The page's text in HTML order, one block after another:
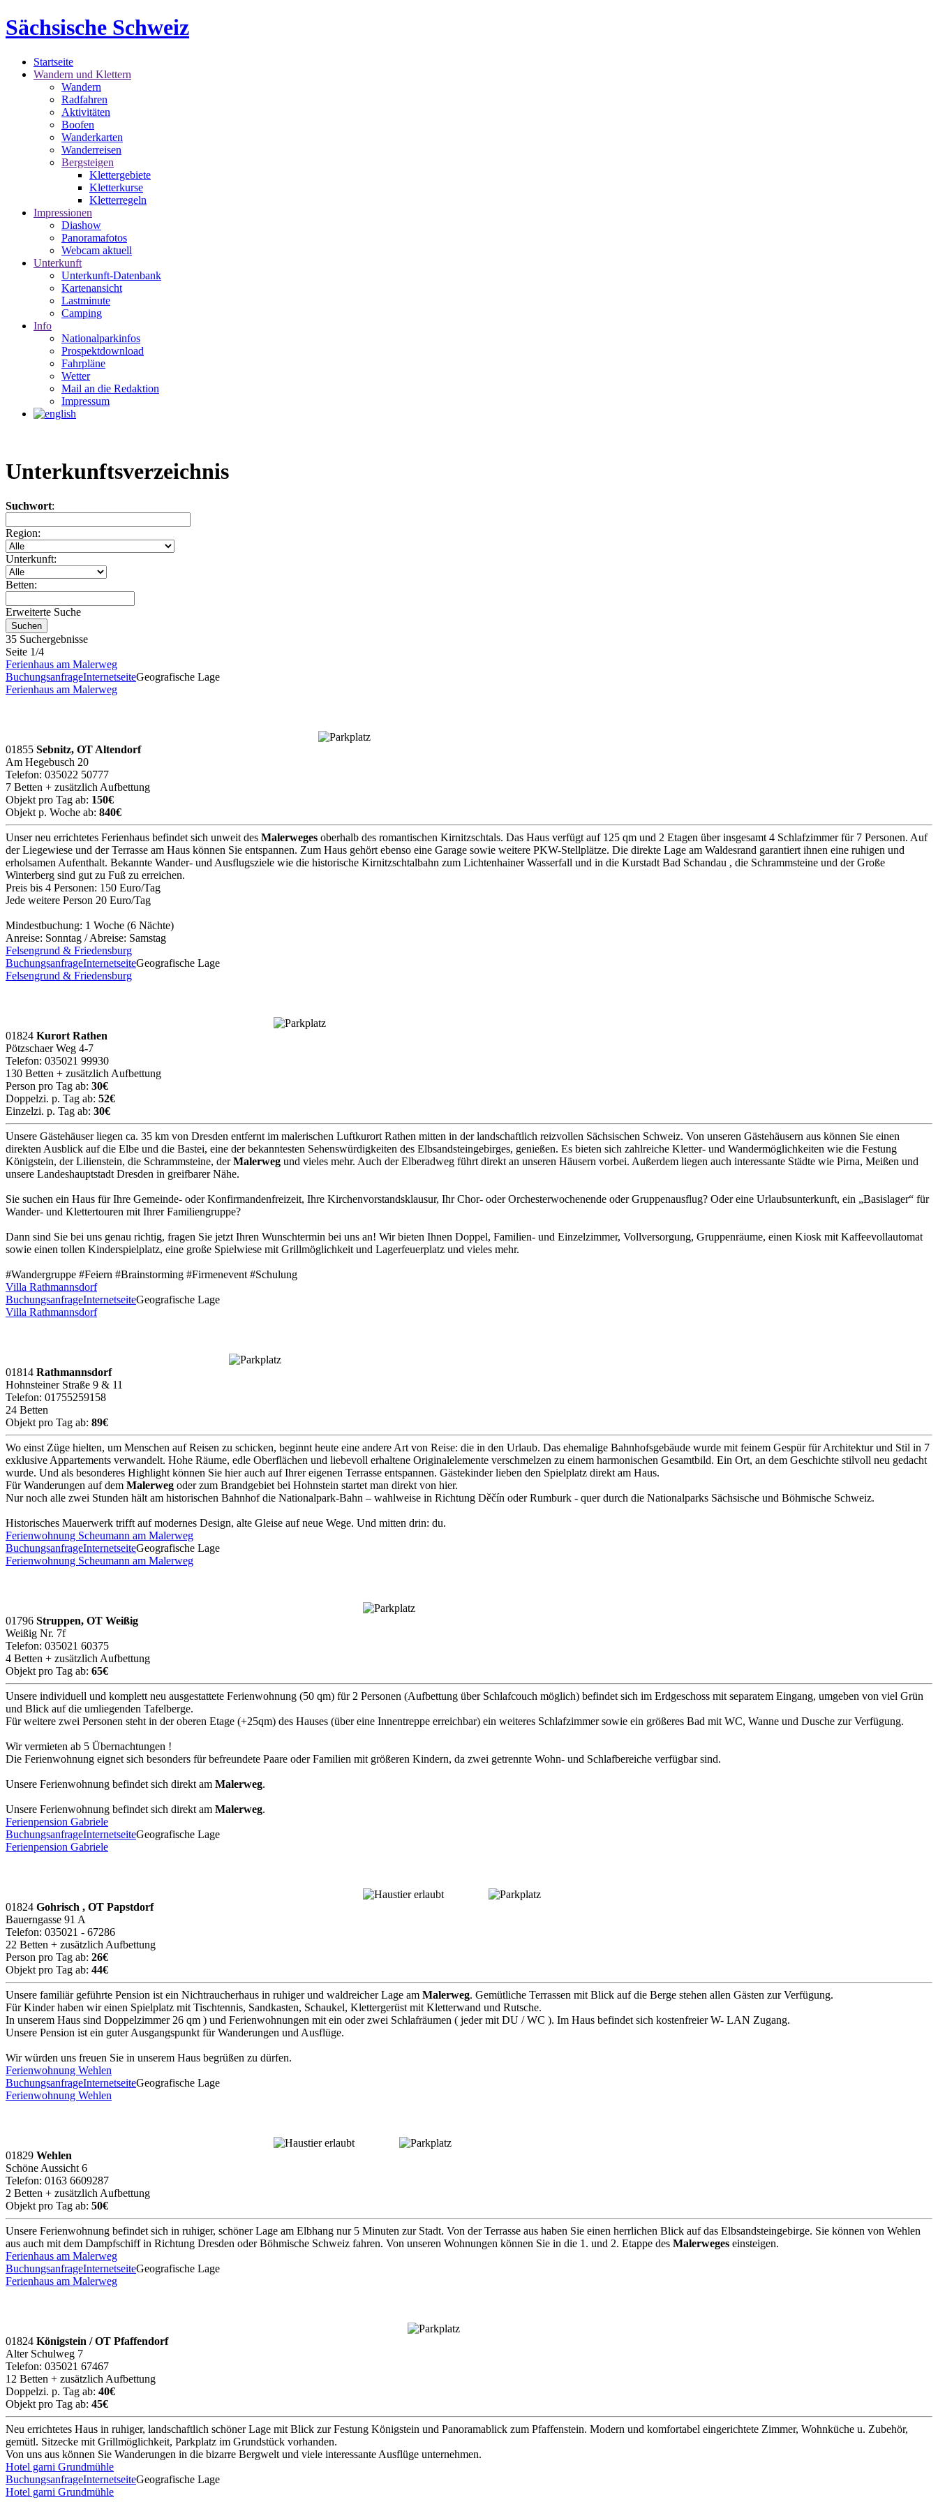
Sächsische Schweiz
Startseite
Wandern und Klettern
Wandern
Radfahren
Aktivitäten
Boofen
Wanderkarten
Wanderreisen
Bergsteigen
Klettergebiete
Kletterkurse
Kletterregeln
Impressionen
Diashow
Panoramafotos
Webcam aktuell
Unterkunft
Unterkunft-Datenbank
Kartenansicht
Lastminute
Camping
Info
Nationalparkinfos
Prospektdownload
Fahrpläne
Wetter
Mail an die Redaktion
Impressum
Unterkunftsverzeichnis
Suchwort:
Region:
Unterkunft:
Betten:
Erweiterte Suche
35 Suchergebnisse
Seite 1/4
Ferienhaus am Malerweg
BuchungsanfrageInternetseiteGeografische Lage
Ferienhaus am Malerweg
01855 Sebnitz, OT Altendorf
Am Hegebusch 20
Telefon: 035022 50777
7 Betten + zusätzlich Aufbettung
Objekt pro Tag ab: 150€
Objekt p. Woche ab: 840€
Unser neu errichtetes Ferienhaus befindet sich unweit des Malerweges oberhalb des romantischen Kirnitzschtals. Das Haus verfügt auf 125 qm und 2 Etagen über insgesamt 4 Schlafzimmer für 7 Personen. Auf
der Liegewiese und der Terrasse am Haus können Sie entspannen. Zum Haus gehört ebenso eine Garage sowie weitere PKW-Stellplätze. Die direkte Lage am Waldesrand garantiert ihnen eine ruhigen und
erholsamen Aufenthalt. Bekannte Wander- und Ausflugsziele wie die historische Kirnitzschtalbahn zum Lichtenhainer Wasserfall und in die Kurstadt Bad Schandau , die Schrammsteine und der Große
Winterberg sind gut zu Fuß zu erreichen.
Preis bis 4 Personen: 150 Euro/Tag
Jede weitere Person 20 Euro/Tag
Mindestbuchung: 1 Woche (6 Nächte)
Anreise: Sonntag / Abreise: Samstag
Felsengrund & Friedensburg
BuchungsanfrageInternetseiteGeografische Lage
Felsengrund & Friedensburg
01824 Kurort Rathen
Pötzschaer Weg 4-7
Telefon: 035021 99930
130 Betten + zusätzlich Aufbettung
Person pro Tag ab: 30€
Doppelzi. p. Tag ab: 52€
Einzelzi. p. Tag ab: 30€
Unsere Gästehäuser liegen ca. 35 km von Dresden entfernt im malerischen Luftkurort Rathen mitten in der landschaftlich reizvollen Sächsischen Schweiz. Von unseren Gästehäusern aus können Sie einen
direkten Ausblick auf die Elbe und die Bastei, eine der bekanntesten Sehenswürdigkeiten des Elbsandsteingebirges, genießen. Es bieten sich zahlreiche Kletter- und Wandermöglichkeiten wie die Festung
Königstein, der Lilienstein, die Schrammsteine, derMalerweg und vieles mehr. Auch der Elberadweg führt direkt an unseren Häusern vorbei. Außerdem liegen auch interessante Städte wie Pirna, Meißen und
unsere Landeshauptstadt Dresden in greifbarer Nähe.
Sie suchen ein Haus für Ihre Gemeinde- oder Konfirmandenfreizeit, Ihre Kirchenvorstandsklausur, Ihr Chor- oder Orchesterwochenende oder Gruppenausflug? Oder eine Urlaubsunterkunft, ein „Basislager“ für
Wander- und Klettertouren mit Ihrer Familiengruppe?
Dann sind Sie bei uns genau richtig, fragen Sie jetzt Ihren Wunschtermin bei uns an! Wir bieten Ihnen Doppel, Familien- und Einzelzimmer, Vollversorgung, Gruppenräume, einen Kiosk mit Kaffeevollautomat
sowie einen tollen Kinderspielplatz, eine große Spielwiese mit Grillmöglichkeit und Lagerfeuerplatz und vieles mehr.
#Wandergruppe #Feiern #Brainstorming #Firmenevent #Schulung
Villa Rathmannsdorf
BuchungsanfrageInternetseiteGeografische Lage
Villa Rathmannsdorf
01814 Rathmannsdorf
Hohnsteiner Straße 9 & 11
Telefon: 01755259158
24 Betten
Objekt pro Tag ab: 89€
Wo einst Züge hielten, um Menschen auf Reisen zu schicken, beginnt heute eine andere Art von Reise: die in den Urlaub. Das ehemalige Bahnhofsgebäude wurde mit feinem Gespür für Architektur und Stil in 7
exklusive Appartements verwandelt. Hohe Räume, edle Oberflächen und liebevoll erhaltene Originalelemente verschmelzen zu einem harmonischen Gesamtbild. Ein Ort, an dem Geschichte stilvoll neu gedacht
wurde. Und als besonderes Highlight können Sie hier auch auf Ihrer eigenen Terrasse entspannen. Gästekinder lieben den Spielplatz direkt am Haus.
Für Wanderungen auf dem Malerweg oder zum Brandgebiet bei Hohnstein startet man direkt von hier.
Nur noch alle zwei Stunden hält am historischen Bahnhof die Nationalpark-Bahn – wahlweise in Richtung Děčín oder Rumburk - quer durch die Nationalparks Sächsische und Böhmische Schweiz.
Historisches Mauerwerk trifft auf modernes Design, alte Gleise auf neue Wege. Und mitten drin: du.
Ferienwohnung Scheumann am Malerweg
BuchungsanfrageInternetseiteGeografische Lage
Ferienwohnung Scheumann am Malerweg
01796 Struppen, OT Weißig
Weißig Nr. 7f
Telefon: 035021 60375
4 Betten + zusätzlich Aufbettung
Objekt pro Tag ab: 65€
Unsere individuell und komplett neu ausgestattete Ferienwohnung (50 qm) für 2 Personen (Aufbettung über Schlafcouch möglich) befindet sich im Erdgeschoss mit separatem Eingang, umgeben von viel Grün
und Blick auf die umliegenden Tafelberge.
Für weitere zwei Personen steht in der oberen Etage (+25qm) des Hauses (über eine Innentreppe erreichbar) ein weiteres Schlafzimmer sowie ein größeres Bad mit WC, Wanne und Dusche zur Verfügung.
Wir vermieten ab 5 Übernachtungen !
Die Ferienwohnung eignet sich besonders für befreundete Paare oder Familien mit größeren Kindern, da zwei getrennte Wohn- und Schlafbereiche verfügbar sind.
Unsere Ferienwohnung befindet sich direkt am Malerweg.
Unsere Ferienwohnung befindet sich direkt am Malerweg.
Ferienpension Gabriele
BuchungsanfrageInternetseiteGeografische Lage
Ferienpension Gabriele
01824 Gohrisch , OT Papstdorf
Bauerngasse 91 A
Telefon: 035021 - 67286
22 Betten + zusätzlich Aufbettung
Person pro Tag ab: 26€
Objekt pro Tag ab: 44€
Unsere familiär geführte Pension ist ein Nichtraucherhaus in ruhiger und waldreicher Lage am Malerweg. Gemütliche Terrassen mit Blick auf die Berge stehen allen Gästen zur Verfügung.
Für Kinder haben wir einen Spielplatz mit Tischtennis, Sandkasten, Schaukel, Klettergerüst mit Kletterwand und Rutsche.
In unserem Haus sind Doppelzimmer 26 qm ) und Ferienwohnungen mit ein oder zwei Schlafräumen ( jeder mit DU / WC ). Im Haus befindet sich kostenfreier W- LAN Zugang.
Unsere Pension ist ein guter Ausgangspunkt für Wanderungen und Ausflüge.
Wir würden uns freuen Sie in unserem Haus begrüßen zu dürfen.
Ferienwohnung Wehlen
BuchungsanfrageInternetseiteGeografische Lage
Ferienwohnung Wehlen
01829 Wehlen
Schöne Aussicht 6
Telefon: 0163 6609287
2 Betten + zusätzlich Aufbettung
Objekt pro Tag ab: 50€
Unsere Ferienwohnung befindet sich in ruhiger, schöner Lage am Elbhang nur 5 Minuten zur Stadt. Von der Terrasse aus haben Sie einen herrlichen Blick auf das Elbsandsteingebirge. Sie können von Wehlen
aus auch mit dem Dampfschiff in Richtung Dresden oder Böhmische Schweiz fahren. Von unseren Wohnungen können Sie in die 1. und 2. Etappe des Malerweges einsteigen.
Ferienhaus am Malerweg
BuchungsanfrageInternetseiteGeografische Lage
Ferienhaus am Malerweg
01824 Königstein / OT Pfaffendorf
Alter Schulweg 7
Telefon: 035021 67467
12 Betten + zusätzlich Aufbettung
Doppelzi. p. Tag ab: 40€
Objekt pro Tag ab: 45€
Neu errichtetes Haus in ruhiger, landschaftlich schöner Lage mit Blick zur Festung Königstein und Panoramablick zum Pfaffenstein. Modern und komfortabel eingerichtete Zimmer, Wohnküche u. Zubehör,
gemütl. Sitzecke mit Grillmöglichkeit, Parkplatz im Grundstück vorhanden.
Von uns aus können Sie Wanderungen in die bizarre Bergwelt und viele interessante Ausflüge unternehmen.
Hotel garni Grundmühle
BuchungsanfrageInternetseiteGeografische Lage
Hotel garni Grundmühle